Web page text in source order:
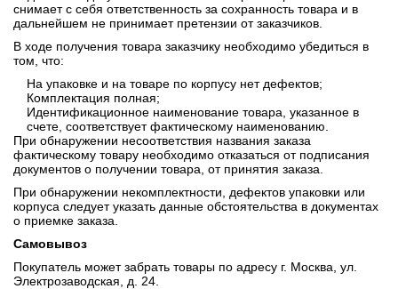
снимает с себя ответственность за сохранность товара и в
дальнейшем не принимает претензии от заказчиков.
В ходе получения товара заказчику необходимо убедиться в
том, что:
На упаковке и на товаре по корпусу нет дефектов;
Комплектация полная;
Идентификационное наименование товара, указанное в
счете, соответствует фактическому наименованию.
При обнаружении несоответствия названия заказа
фактическому товару необходимо отказаться от подписания
документов о получении товара, от принятия заказа.
При обнаружении некомплектности, дефектов упаковки или
корпуса следует указать данные обстоятельства в документах
о приемке заказа.
Самовывоз
Покупатель может забрать товары по адресу г. Москва, ул.
Электрозаводская, д. 24.